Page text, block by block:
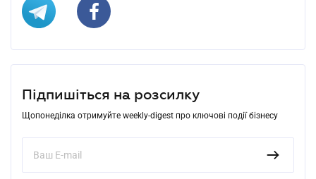
Підпишіться на розсилку
Щопонеділка отримуйте weekly-digest про ключові події бізнесу